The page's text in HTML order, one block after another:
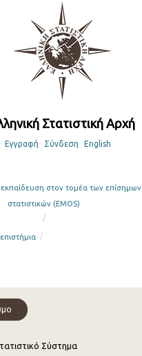
Στατιστική Αρχή
Εγγραφή Σύνδεση English
στον τομέα των επίσημων
στατιστικών (EMOS)
/
/
Σύστημα